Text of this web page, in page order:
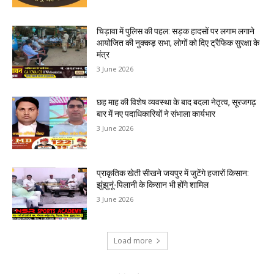
चिड़ावा में पुलिस की पहल: सड़क हादसों पर लगाम लगाने
आयोजित की नुक्कड़ सभा, लोगों को दिए ट्रैफिक सुरक्षा के
मंत्र
3 June 2026
छह माह की विशेष व्यवस्था के बाद बदला नेतृत्व, सूरजगढ़
बार में नए पदाधिकारियों ने संभाला कार्यभार
3 June 2026
प्राकृतिक खेती सीखने जयपुर में जुटेंगे हजारों किसान:
झुंझुनूं-पिलानी के किसान भी होंगे शामिल
3 June 2026
Load more